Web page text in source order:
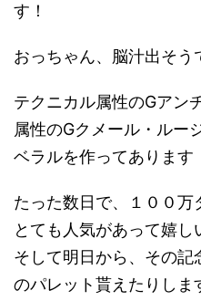
す！
おっちゃん、脳汁出そう
テクニカル属性のGアン
属性のGクメール・ルー
ベラルを作ってあります
たった数日で、１００万
とても人気があって嬉し
そして明日から、その
のパレット貰えたりしま